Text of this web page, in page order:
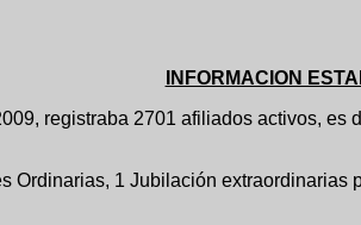
INFORMACION
2701 afiliados activos, es
1 Jubilación